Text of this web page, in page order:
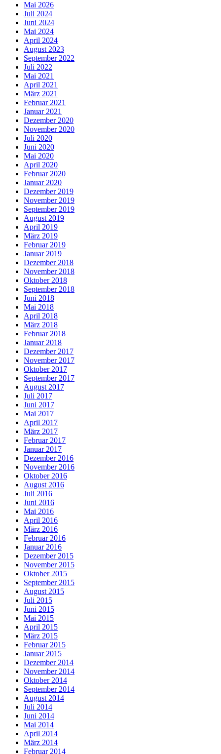
Mai 2026
Juli 2024
Juni 2024
Mai 2024
April 2024
August 2023
September 2022
Juli 2022
Mai 2021
April 2021
März 2021
Februar 2021
Januar 2021
Dezember 2020
November 2020
Juli 2020
Juni 2020
Mai 2020
April 2020
Februar 2020
Januar 2020
Dezember 2019
November 2019
September 2019
August 2019
April 2019
März 2019
Februar 2019
Januar 2019
Dezember 2018
November 2018
Oktober 2018
September 2018
Juni 2018
Mai 2018
April 2018
März 2018
Februar 2018
Januar 2018
Dezember 2017
November 2017
Oktober 2017
September 2017
August 2017
Juli 2017
Juni 2017
Mai 2017
April 2017
März 2017
Februar 2017
Januar 2017
Dezember 2016
November 2016
Oktober 2016
August 2016
Juli 2016
Juni 2016
Mai 2016
April 2016
März 2016
Februar 2016
Januar 2016
Dezember 2015
November 2015
Oktober 2015
September 2015
August 2015
Juli 2015
Juni 2015
Mai 2015
April 2015
März 2015
Februar 2015
Januar 2015
Dezember 2014
November 2014
Oktober 2014
September 2014
August 2014
Juli 2014
Juni 2014
Mai 2014
April 2014
März 2014
Februar 2014